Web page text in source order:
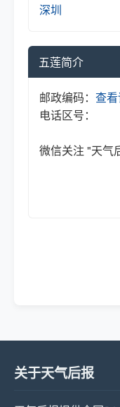
深圳
五莲简介
邮政编码：
电话区号：
查
微信关注 "天气
关于天气后报